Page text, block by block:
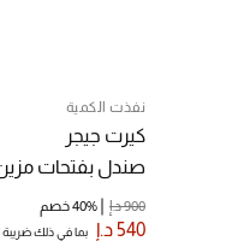
نفذت الكمية
كيرت جيجر
صندل بفتحات مزين
540 د.إ بما في ذلك ضريبة
900 د.إ 40% خصم